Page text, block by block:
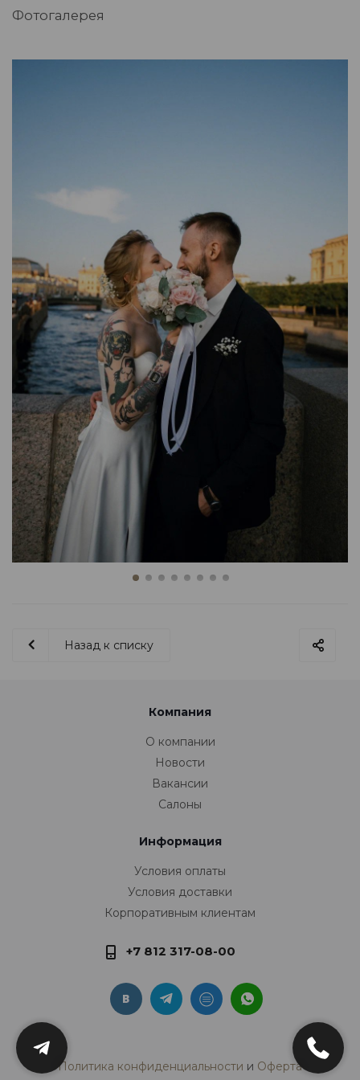
Фотогалерея
Назад к списку
Компания
О компании
Новости
Вакансии
Салоны
Информация
Условия оплаты
Условия доставки
Корпоративным клиентам
+7 812 317-08-00
Политика конфиденциальности и Оферта